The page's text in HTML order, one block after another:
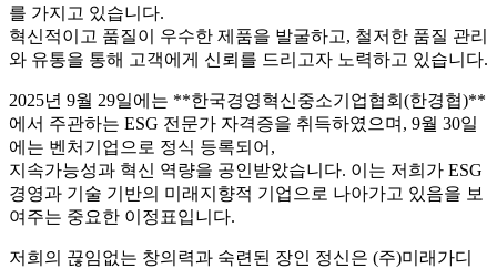
를 가지고 있습니다.
혁신적이고 품질이 우수한 제품을 발굴하고, 철저한 품질 관리
와 유통을 통해 고객에게 신뢰를 드리고자 노력하고 있습니다.
2025년 9월 29일에는 **한국경영혁신중소기업협회(한경협)**
에서 주관하는 ESG 전문가 자격증을 취득하였으며, 9월 30일
에는 벤처기업으로 정식 등록되어,
지속가능성과 혁신 역량을 공인받았습니다. 이는 저희가 ESG
경영과 기술 기반의 미래지향적 기업으로 나아가고 있음을 보
여주는 중요한 이정표입니다.
저희의 끊임없는 창의력과 숙련된 장인 정신은 (주)미래가디